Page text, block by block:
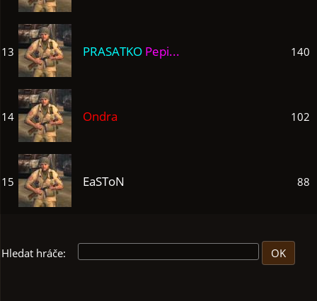
13 PRASATKO Pepi... 140
14 Ondra 102
15 EaSToN 88
Hledat hráče: